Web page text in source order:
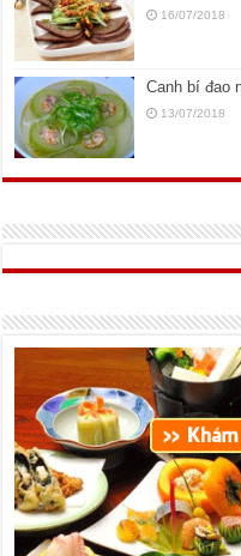
16/07/2018
Canh bí đao
13/07/2018